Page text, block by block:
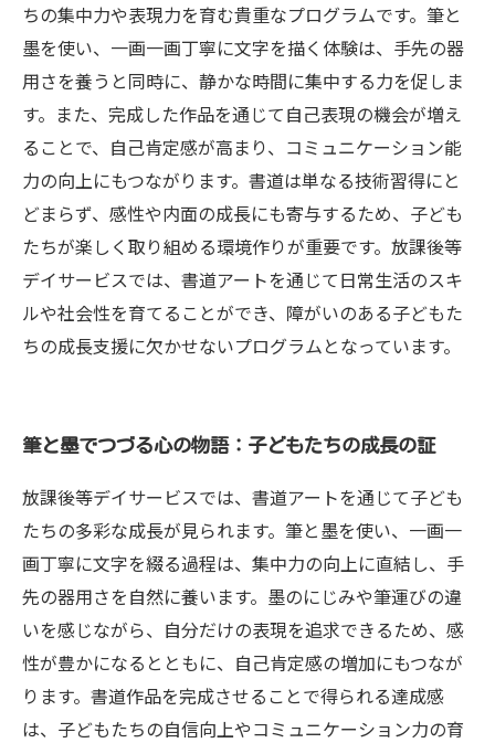
ちの集中力や表現力を育む貴重なプログラムです。筆と
墨を使い、一画一画丁寧に文字を描く体験は、手先の器
用さを養うと同時に、静かな時間に集中する力を促しま
す。また、完成した作品を通じて自己表現の機会が増え
ることで、自己肯定感が高まり、コミュニケーション能
力の向上にもつながります。書道は単なる技術習得にと
どまらず、感性や内面の成長にも寄与するため、子ども
たちが楽しく取り組める環境作りが重要です。放課後等
デイサービスでは、書道アートを通じて日常生活のスキ
ルや社会性を育てることができ、障がいのある子どもた
ちの成長支援に欠かせないプログラムとなっています。
筆と墨でつづる心の物語：子どもたちの成長の証
放課後等デイサービスでは、書道アートを通じて子ども
たちの多彩な成長が見られます。筆と墨を使い、一画一
画丁寧に文字を綴る過程は、集中力の向上に直結し、手
先の器用さを自然に養います。墨のにじみや筆運びの違
いを感じながら、自分だけの表現を追求できるため、感
性が豊かになるとともに、自己肯定感の増加にもつなが
ります。書道作品を完成させることで得られる達成感
は、子どもたちの自信向上やコミュニケーション力の育